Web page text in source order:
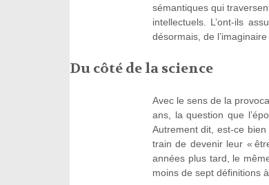
sémantiques qui
intellectuels. L’ont-ils
désormais, de
Du côté de la science
Avec le sens de la
ans, la question que
Autrement dit, est-ce bien
train de devenir leur «
années plus tard, le
moins de sept définitions